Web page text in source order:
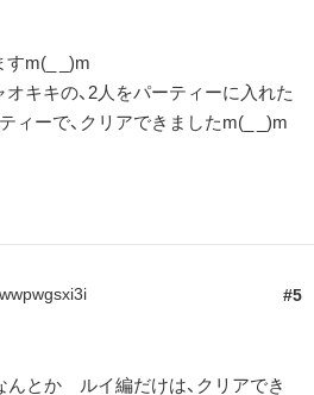
すm(_ _)m
キキの、2人をパーティーに入れた
ィーで、クリアできましたm(_ _)m
5
んとか ルイ編だけは、クリアでき